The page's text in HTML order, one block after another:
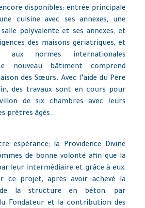
disponibles: entrée principale
cuisine avec ses annexes, une
polyvalente et ses annexes, et
des maisons gériatriques, et
aux normes internationales
nouveau bâtiment comprend
des Sœurs. Avec l’aide du Père
des travaux sont en cours pour
de six chambres avec leurs
prêtres âgés.
espérance; la Providence Divine
de bonne volonté afin que la
leur intermédiaire et grâce à eux,
ce projet, après avoir achevé la
de la structure en béton, par
Fondateur et la contribution des